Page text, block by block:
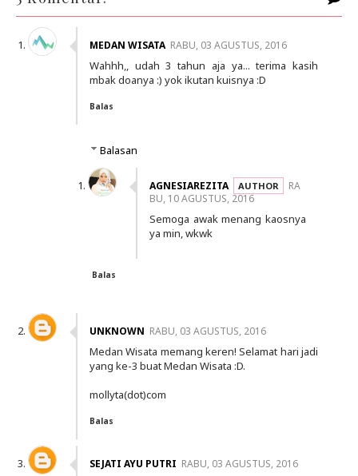
MEDAN WISATA RABU, 03 AGUSTUS, 2016
Wahhh,, udah 3 tahun aja ya... terima kasih
mbak doanya :) yok ikutan kuisnya :D
Balas
Balasan
AGNESIAREZITA
RA
BU, 10 AGUSTUS, 2016
Semoga awak menang kaosnya
ya min, wkwk
Balas
UNKNOWN RABU, 03 AGUSTUS, 2016
Medan Wisata memang keren! Selamat hari jadi
yang ke-3 buat Medan Wisata :D.
mollyta(dot)com
Balas
SEJATI AYU PUTRI RABU, 03 AGUSTUS, 2016